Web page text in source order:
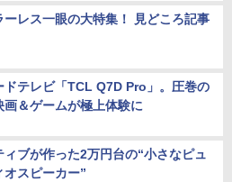
ーレス一眼の大特集！ 見どころ記事
ドテレビ「TCL Q7D Pro」。圧巻の
画＆ゲームが極上体験に
ィブが作った2万円台の“小さなピュ
オスピーカー”